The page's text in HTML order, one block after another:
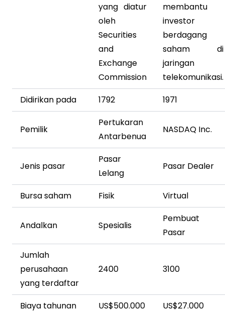
yang diatur
oleh
Securities
and
Exchange
Commission
membantu
investor
berdagang
saham di
jaringan
telekomunikasi.
Didirikan pada
1792 1971
Pemilik
Pertukaran
Antarbenua
NASDAQ Inc.
Jenis pasar
Pasar
Lelang
Pasar Dealer
Bursa saham Fisik Virtual
Andalkan Spesialis
Pembuat
Pasar
Jumlah
perusahaan
yang terdaftar
2400 3100
Biaya tahunan US$500.000 US$27.000